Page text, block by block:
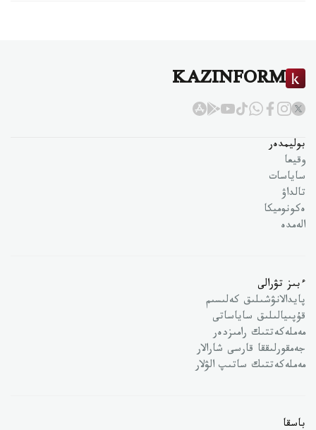
KAZINFORM
بوليمدەر
وقيعا
ساياسات
تالداۋ
ەكونوميكا
الەمدە
ءبىز تۋرالى
پايدالانۋشىلىق كەلىسىم
قۇپىيالىلىق ساياساتى
مەملەكەتتىك رامىزدەر
جەمقورلىققا قارسى شارالار
مەملەكەتتىك ساتىپ الۋلار
باسقا